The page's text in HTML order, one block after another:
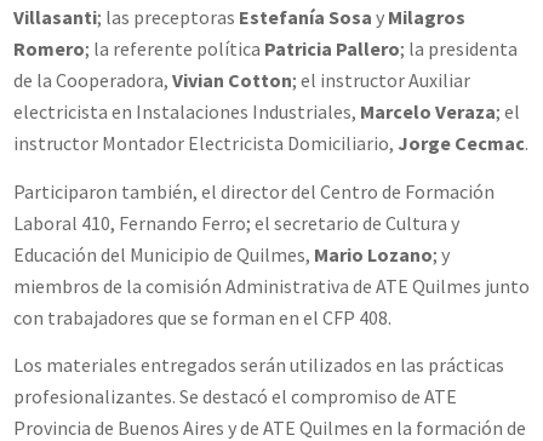
Villasanti; las preceptoras Estefanía Sosa y Milagros
Romero; la referente política Patricia Pallero; la presidenta
de la Cooperadora, Vivian Cotton; el instructor Auxiliar
electricista en Instalaciones Industriales, Marcelo Veraza; el
instructor Montador Electricista Domiciliario, Jorge Cecmac.
Participaron también, el director del Centro de Formación
Laboral 410, Fernando Ferro; el secretario de Cultura y
Educación del Municipio de Quilmes, Mario Lozano; y
miembros de la comisión Administrativa de ATE Quilmes junto
con trabajadores que se forman en el CFP 408.
Los materiales entregados serán utilizados en las prácticas
profesionalizantes. Se destacó el compromiso de ATE
Provincia de Buenos Aires y de ATE Quilmes en la formación de